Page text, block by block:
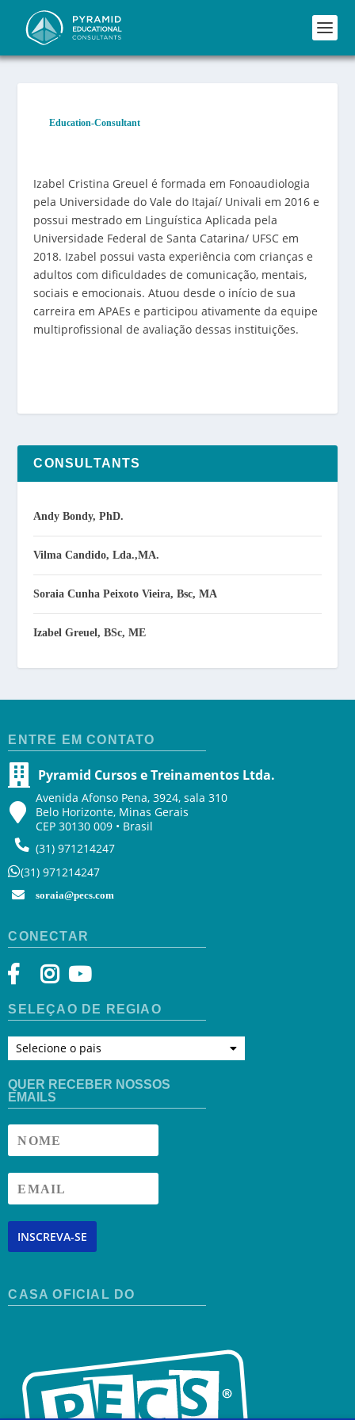
Education-Consultant
Izabel Cristina Greuel é formada em Fonoaudiologia
pela Universidade do Vale do Itajaí/ Univali em 2016 e
possui mestrado em Linguística Aplicada pela
Universidade Federal de Santa Catarina/ UFSC em
2018. Izabel possui vasta experiência com crianças e
adultos com dificuldades de comunicação, mentais,
sociais e emocionais. Atuou desde o início de sua
carreira em APAEs e participou ativamente da equipe
multiprofissional de avaliação dessas instituições.
CONSULTANTS
Andy Bondy, PhD.
Vilma Candido, Lda.,MA.
Soraia Cunha Peixoto Vieira, Bsc, MA
Izabel Greuel, BSc, ME
ENTRE EM CONTATO
Pyramid Cursos e Treinamentos Ltda.
Avenida Afonso Pena, 3924, sala 310
Belo Horizonte, Minas Gerais
CEP 30130 009 • Brasil
(31) 971214247
(31) 971214247
soraia@pecs.com
CONECTAR
SELEÇÃO DE REGIÃO
Selecione o pais
QUER RECEBER NOSSOS
EMAILS
INSCREVA-SE
CASA OFICIAL DO